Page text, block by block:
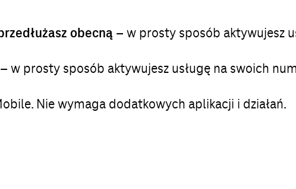
obecną – w prosty sposób aktywujesz
– w prosty sposób aktywujesz usługę na swoich
Nie wymaga dodatkowych aplikacji i działań.